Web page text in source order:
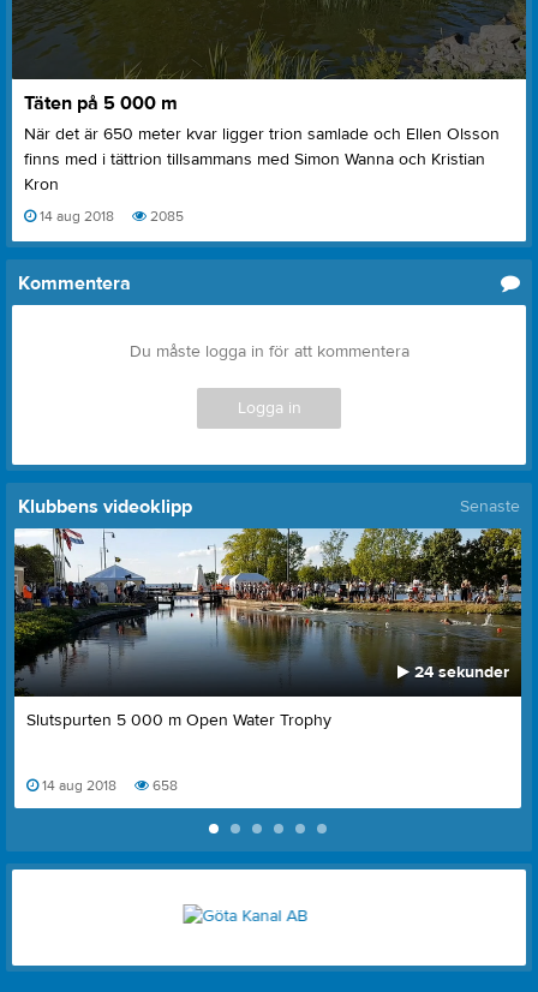
seconds
of
25
seconds
Täten på 5 000 m
När det är 650 meter kvar ligger trion samlade och Ellen Olsson
finns med i tättrion tillsammans med Simon Wanna och Kristian
Kron
14 aug 2018 2085
Kommentera
Du måste logga in för att kommentera
Logga in
Klubbens videoklipp Senaste
24 sekunder
Slutspurten 5 000 m Open Water Trophy
14 aug 2018 658